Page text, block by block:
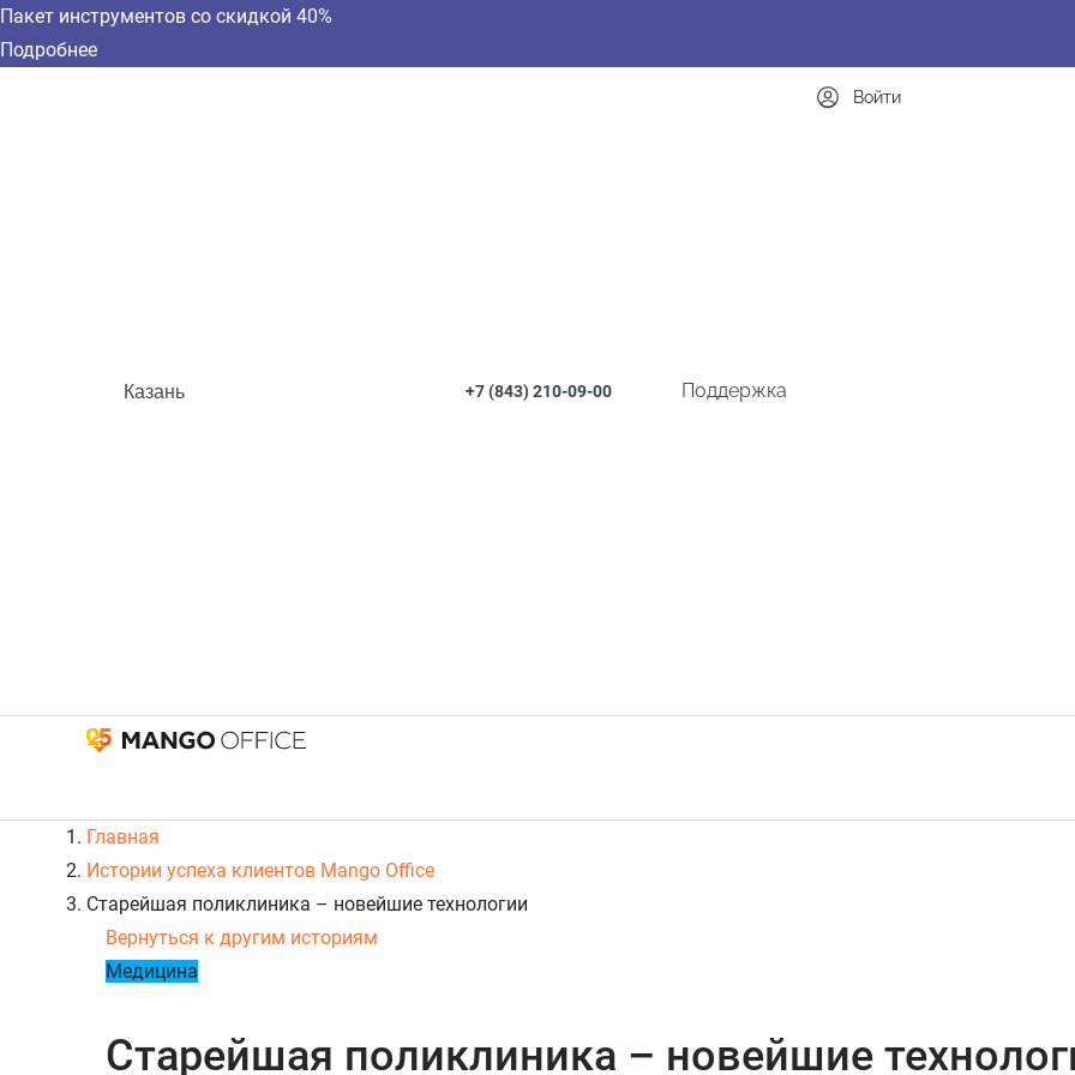
Пакет инструментов со скидкой 40%
Подробнее
Казань +7 (843)210-09-00 Поддержка
Войти
Главная
Истории успеха клиентов Mango Office
Старейшая поликлиника – новейшие технологии
Вернуться к другим историям
Медицина
Старейшая поликлиника – новейшие